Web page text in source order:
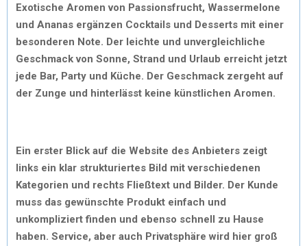
Exotische Aromen von Passionsfrucht, Wassermelone
und Ananas ergänzen Cocktails und Desserts mit einer
besonderen Note. Der leichte und unvergleichliche
Geschmack von Sonne, Strand und Urlaub erreicht jetzt
jede Bar, Party und Küche. Der Geschmack zergeht auf
der Zunge und hinterlässt keine künstlichen Aromen.
Ein erster Blick auf die Website des Anbieters zeigt
links ein klar strukturiertes Bild mit verschiedenen
Kategorien und rechts Fließtext und Bilder. Der Kunde
muss das gewünschte Produkt einfach und
unkompliziert finden und ebenso schnell zu Hause
haben. Service, aber auch Privatsphäre wird hier groß